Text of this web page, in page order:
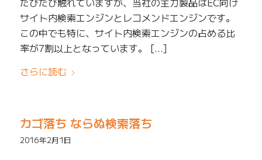
サイト内検索エンジンとレコメンドエンジンです。
この中でも特に、サイト内検索エンジンの占める比
率が7割以上となっています。 […]
さらに読む
カゴ落ち ならぬ検索落ち
2016年2月1日